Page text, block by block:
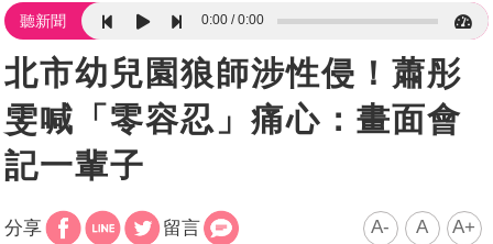
聽新聞 0:00 0:00
北市幼兒園狼師涉性侵！蕭彤
雯喊「零容忍」痛心：畫面會
記一輩子
分享 留言 A- A A+